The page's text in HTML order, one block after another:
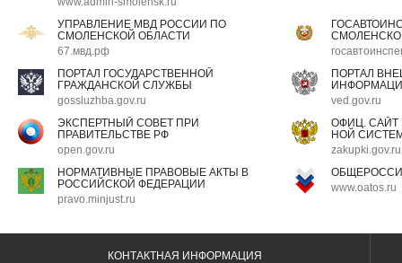
УПРАВЛЕНИЕ МВД РОССИИ ПО
СМОЛЕНСКОЙ ОБЛАСТИ
67.мвд.рф
ПОРТАЛ ГОСУДАРСТВЕННОЙ
ГРАЖДАНСКОЙ СЛУЖБЫ
gossluzhba.gov.ru
ПОРТАЛ
ved.gov.ru
ЭКСПЕРТНЫЙ СОВЕТ ПРИ
ПРАВИТЕЛЬСТВЕ РФ
open.gov.ru
ОФИЦ.
НОЙ
zakupki.gov.ru
НОРМАТИВНЫЕ ПРАВОВЫЕ АКТЫ В
РОССИЙСКОЙ ФЕДЕРАЦИИ
pravo.minjust.ru
www.oatos.ru
КОНТАКТНАЯ ИНФОРМАЦИЯ